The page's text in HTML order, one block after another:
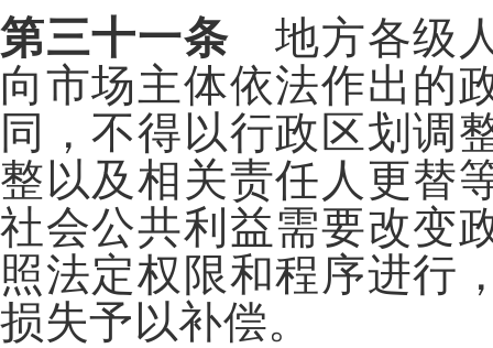
第三十一条 地方各级
向市场主体依法作出的
同，不得以行政区划调
整以及相关责任人更替
社会公共利益需要改变
照法定权限和程序进行
损失予以补偿。